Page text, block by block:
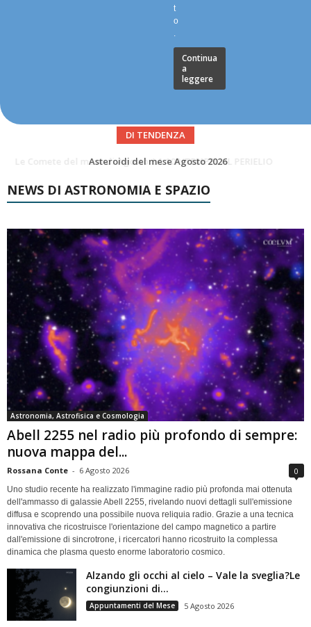
t
o
.
Continua
a
leggere
DI TENDENZA
Asteroidi del mese Agosto 2026
NEWS DI ASTRONOMIA E SPAZIO
Astronomia, Astrofisica e Cosmologia
Abell 2255 nel radio più profondo di sempre:
nuova mappa del...
Rossana Conte - 6 Agosto 2026 0
Uno studio recente ha realizzato l'immagine radio più profonda mai ottenuta
dell'ammasso di galassie Abell 2255, rivelando nuovi dettagli sull'emissione
diffusa e scoprendo una possibile nuova reliquia radio. Grazie a una tecnica
innovativa che ricostruisce l'orientazione del campo magnetico a partire
dall'emissione di sincrotrone, i ricercatori hanno ricostruito la complessa
dinamica che plasma questo enorme laboratorio cosmico.
Alzando gli occhi al cielo – Vale la sveglia?Le
congiunzioni di...
Appuntamenti del Mese 5 Agosto 2026